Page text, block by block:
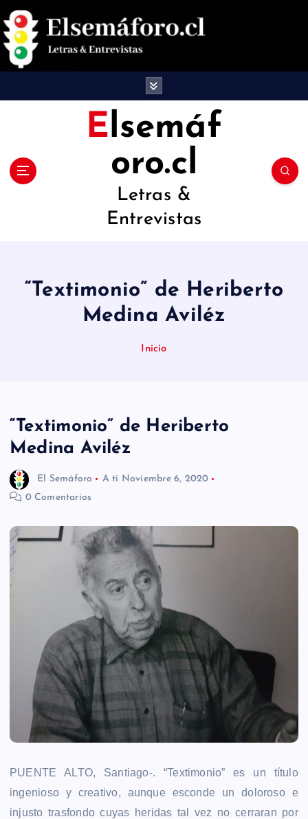
a
Elsemáf
oro.cl
Letras &
Entrevistas
“Textimonio” de Heriberto
Medina Aviléz
Inicio
“Textimonio” de Heriberto
Medina Aviléz
El Semáforo A ti Noviembre 6, 2020
0 Comentarios
PUENTE ALTO, Santiago-. “Textimonio” es un título
ingenioso y creativo, aunque esconde un doloroso e
injusto trasfondo cuyas heridas tal vez no cerraran por